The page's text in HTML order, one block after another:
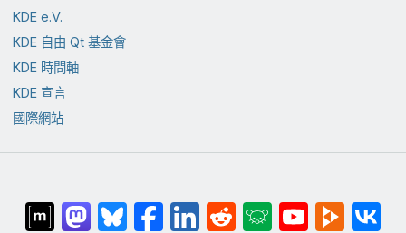
KDE e.V.
KDE 自由 Qt 基金會
KDE 時間軸
KDE 宣言
國際網站